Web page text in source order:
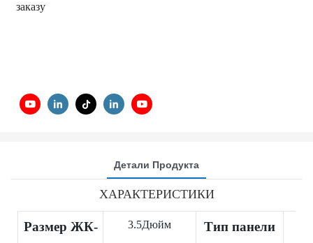
заказу
Детали Продукта
ХАРАКТЕРИСТИКИ
Размер ЖК-
3.5Дюйм Тип панели